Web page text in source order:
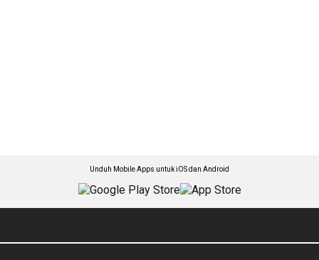
Unduh Mobile Apps untuk iOS dan Android